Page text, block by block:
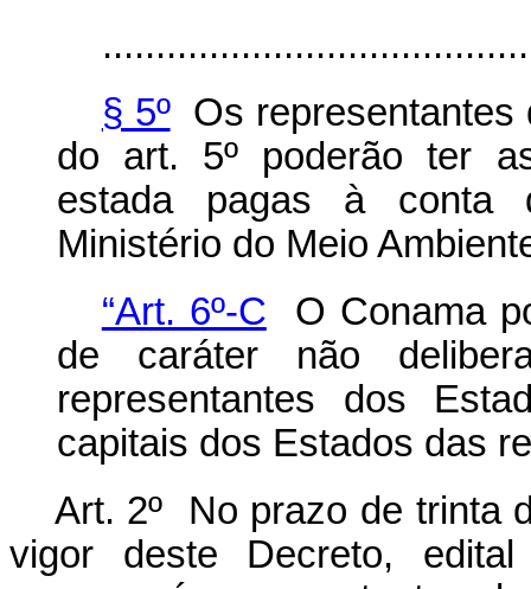
§ 5ºOs representantes
do art. 5º poderão ter
estada pagas à conta
Ministério do Meio
“Art. 6º-C O Conama
de caráter não
representantes dos
capitais dos Estados das
Art. 2º No prazo de trinta
vigor deste Decreto,